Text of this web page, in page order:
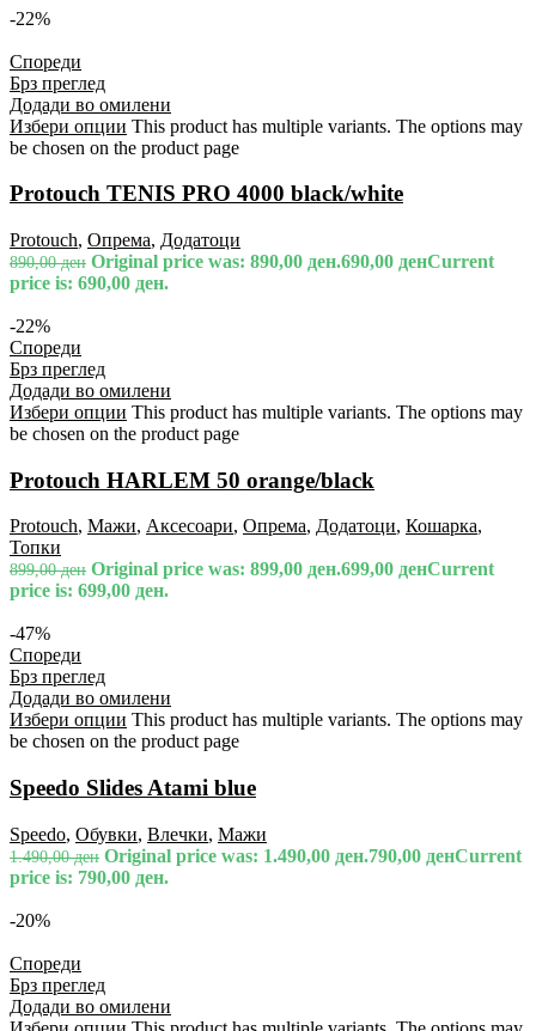
-22%
Спореди
Брз преглед
Додади во омилени
Избери опции This product has multiple variants. The options may
be chosen on the product page
Protouch TENIS PRO 4000 black/white
Protouch, Опрема, Додатоци
890,00ден Original price was: 890,00 ден.690,00 денCurrent
price is: 690,00 ден.
-22%
Спореди
Брз преглед
Додади во омилени
Избери опции This product has multiple variants. The options may
be chosen on the product page
Protouch HARLEM 50 orange/black
Protouch, Мажи, Аксесоари, Опрема, Додатоци, Кошарка,
Топки
899,00ден Original price was: 899,00 ден.699,00 денCurrent
price is: 699,00 ден.
-47%
Спореди
Брз преглед
Додади во омилени
Избери опции This product has multiple variants. The options may
be chosen on the product page
Speedo Slides Atami blue
Speedo, Обувки, Влечки, Мажи
1.490,00ден Original price was: 1.490,00 ден.790,00 денCurrent
price is: 790,00 ден.
-20%
Спореди
Брз преглед
Додади во омилени